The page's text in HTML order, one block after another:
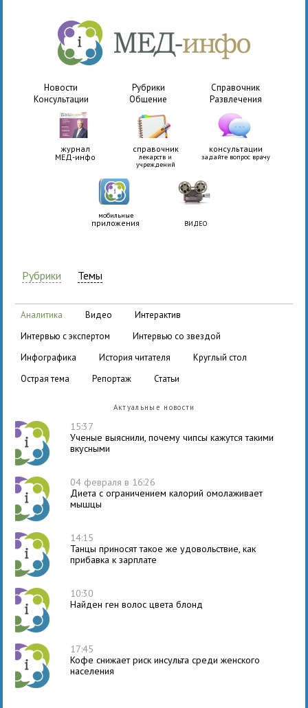
Новости Рубрики
Справочник
Консультации
Общение Развлечения
журнал
МЕД-инфо
справочник
лекарств и
учреждений
консультации
задайте вопрос врачу
мобильные
приложения ВИДЕО
Рубрики Темы
аналитика видео
интерактив
интервью с экспертом
интервью со звездой
инфографика
история читателя
круглый стол
острая тема
репортаж статьи
Актуальные новости
15:37
Ученые выяснили, почему чипсы кажутся такими
вкусными
04 февраля в 16:26
Диета с ограничением калорий омолаживает
мышцы
14:15
Танцы приносят такое же удовольствие, как
прибавка к зарплате
10:30
Найден ген волос цвета блонд
17:45
Кофе снижает риск инсульта среди женского
населения